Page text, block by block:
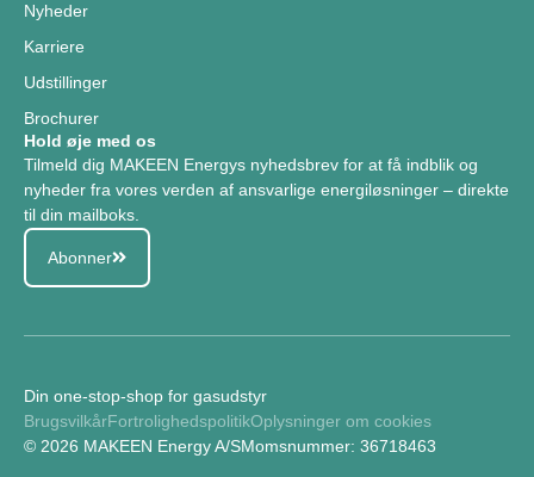
Nyheder
Karriere
Udstillinger
Brochurer
Hold øje med os
Tilmeld dig MAKEEN Energys nyhedsbrev for at få indblik og
nyheder fra vores verden af ansvarlige energiløsninger – direkte
til din mailboks.
Abonner
© 2026 MAKEEN Energy A/SMomsnummer: 36718463
BrugsvilkårFortrolighedspolitikOplysninger om cookies
Din one-stop-shop for gasudstyr